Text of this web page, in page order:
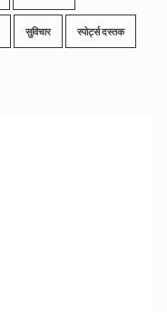
सुविचार स्पोर्ट्स दस्तक